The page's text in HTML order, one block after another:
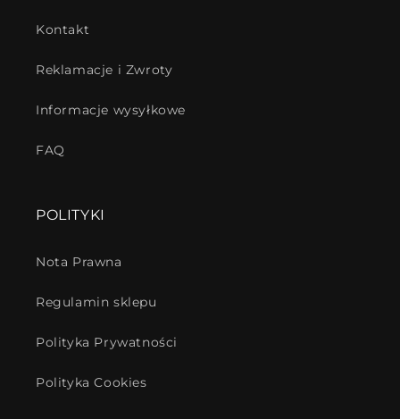
Kontakt
Reklamacje i Zwroty
Informacje wysyłkowe
FAQ
POLITYKI
Nota Prawna
Regulamin sklepu
Polityka Prywatności
Polityka Cookies